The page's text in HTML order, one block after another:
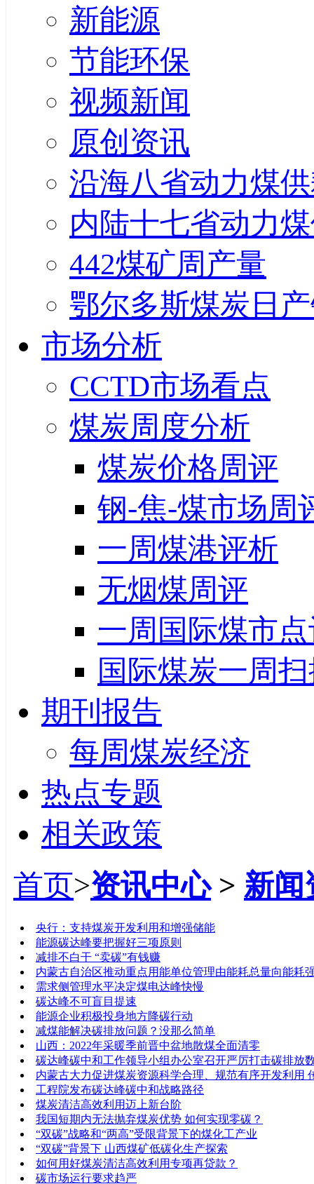
新能源
节能环保
视频新闻
原创资讯
沿海八省动力煤
内陆十七省动力
442煤矿周产量
鄂尔多斯煤炭日
市场分析
CCTD市场看点
煤炭周度分析
煤炭价格周评
钢-焦-煤市场周
一周煤港评析
无烟煤周评
一周国际煤市
国际煤炭一周
期刊报告
每周煤炭经济
热点专题
相关政策
首页>资讯中心> 新闻
央行：支持煤炭开发利用和增强储能
能源碳达峰要把握好三项原则
减排不白干 “卖碳”有钱赚
内蒙古自治区推动重点用能单位管理由能耗总量向能耗
需求侧管理水平决定煤电达峰快慢
碳达峰不可盲目提速
能源企业积极投身地方降碳行动
减煤能解决碳排放问题？没那么简单
山西：2022年采暖季前晋中盆地散煤全面清零
碳达峰碳中和工作领导小组办公室召开严厉打击碳排放
内蒙古大力促进煤炭资源科学合理、规范有序开发利用
工程院发布碳达峰碳中和战略路径
煤炭清洁高效利用迈上新台阶
我国短期内无法抛弃煤炭优势 如何实现零碳？
“双碳”战略和“两高”受限背景下的煤化工产业
“双碳”背景下 山西煤矿低碳化生产探索
如何用好煤炭清洁高效利用专项再贷款？
碳市场运行要求趋严